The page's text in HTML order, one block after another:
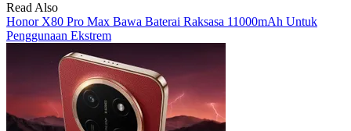
Read Also
Honor X80 Pro Max Bawa Baterai Raksasa 11000mAh Untuk
Penggunaan Ekstrem